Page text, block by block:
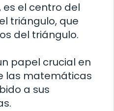
el centro del
triángulo, que
del triángulo.
papel crucial en
las matemáticas
a sus